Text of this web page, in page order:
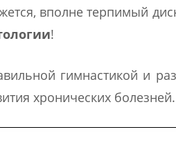
вполне терпимый
!
гимнастикой и
хронических болезней.